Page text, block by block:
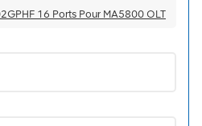
16 Ports Pour MA5800 OLT